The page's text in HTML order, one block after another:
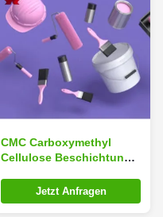
CMC Carboxymethyl
Cellulose Beschichtung
Jetzt Anfragen